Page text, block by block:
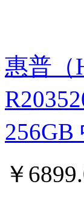
惠普（
256GB
￥